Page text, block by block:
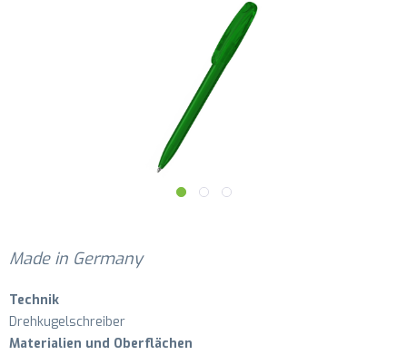
Made in Germany
Technik
Drehkugelschreiber
Materialien und Oberflächen